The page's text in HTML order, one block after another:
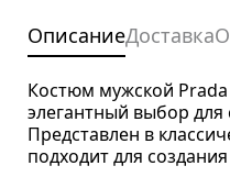
ОписаниеДоставка
Костюм мужской Prada
элегантный выбор
Представлен в
подходит для